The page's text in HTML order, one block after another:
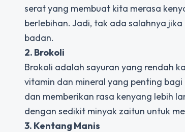
serat yang membuat kita merasa
berlebihan. Jadi, tak ada salahnya
badan.
2. Brokoli
Brokoli adalah sayuran yang rendah
vitamin dan mineral yang penting
dan memberikan rasa kenyang lebih
dengan sedikit minyak zaitun untuk
3. Kentang Manis